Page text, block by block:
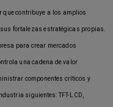
que contribuye a los amplios
fortalezas estratégicas propias.
para crear mercados
una cadena de valor
componentes críticos y
siguientes: TFT-LCD,